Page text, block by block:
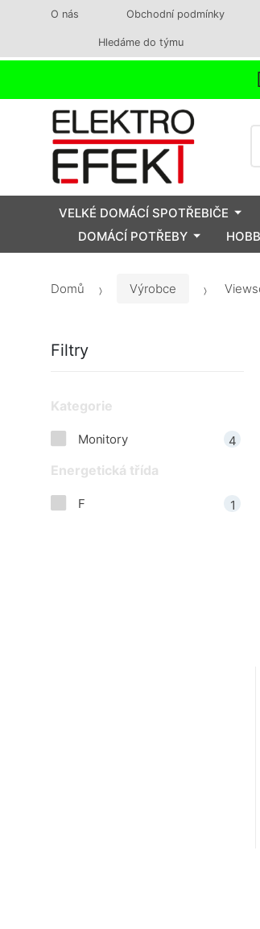
O nás Obchodní podmínky
Hledáme do týmu
VELKÉ DOMÁCÍ SPOTŘEBIČE
DOMÁCÍ POTŘEBY
Domů Výrobce
Filtry
Kategorie
Monitory
4
Energetická třída
F 1